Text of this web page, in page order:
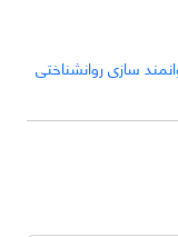
سازی روانشناختی